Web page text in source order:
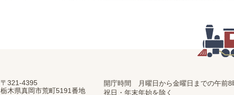
〒321-4395
栃木県真岡市荒町5191番地
開庁時間 月曜日から金曜日までの午前8
祝日・年末年始を除く